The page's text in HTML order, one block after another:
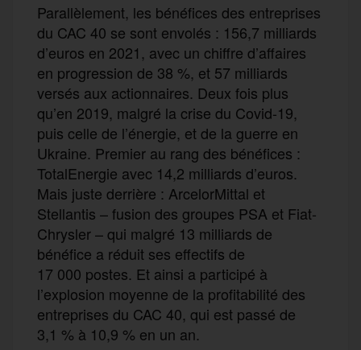
Parallèlement, les bénéfices des entreprises
du CAC 40 se sont envolés : 156,7 milliards
d’euros en 2021, avec un chiffre d’affaires
en progression de 38 %, et 57 milliards
versés aux actionnaires. Deux fois plus
qu’en 2019, malgré la crise du Covid-19,
puis celle de l’énergie, et de la guerre en
Ukraine. Premier au rang des bénéfices :
TotalEnergie avec 14,2 milliards d’euros.
Mais juste derrière : ArcelorMittal et
Stellantis – fusion des groupes PSA et Fiat-
Chrysler – qui malgré 13 milliards de
bénéfice a réduit ses effectifs de
17 000 postes. Et ainsi a participé à
l’explosion moyenne de la profitabilité des
entreprises du CAC 40, qui est passé de
3,1 % à 10,9 % en un an.